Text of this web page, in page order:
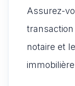
Assurez-
notaire et